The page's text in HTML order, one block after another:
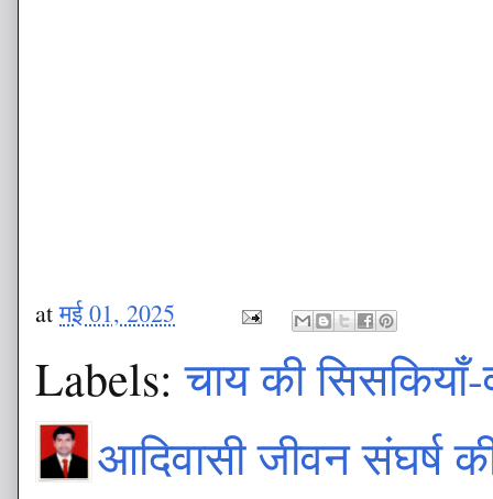
atमई 01, 2025
Labels:चाय की
आदिवासी जीवन संघर्ष